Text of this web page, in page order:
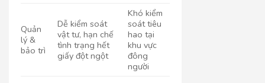
Quản
lý &
bảo trì
Dễ kiểm soát
vật tư, hạn chế
tình trạng hết
giấy đột ngột
Khó kiểm
soát tiêu
hao tại
khu vực
đông
người